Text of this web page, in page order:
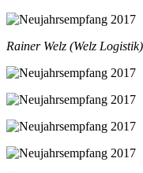
Rainer Welz (Welz